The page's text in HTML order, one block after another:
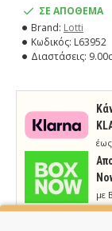
ΣΕ ΑΠΟΘΕΜΑ
Brand: Lotti
Κωδικός: L63952
Διαστάσεις:
με